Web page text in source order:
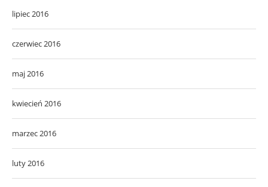
lipiec 2016
czerwiec 2016
maj 2016
kwiecień 2016
marzec 2016
luty 2016